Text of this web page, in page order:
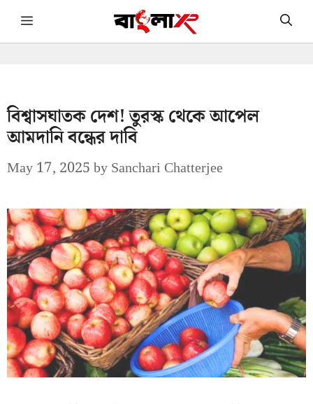
Skip Menu
বিশ্বাসঘাতক দেশ! তুরস্ক থেকে আপেল
আমদানি বন্ধের দাবি
May 17, 2025bySanchari Chatterjee